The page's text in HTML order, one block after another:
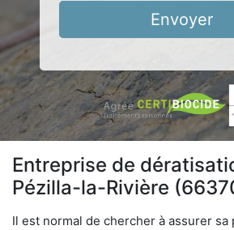
Envoyer
Entreprise de
Pézilla-la-Rivière
Il est normal de chercher à assurer